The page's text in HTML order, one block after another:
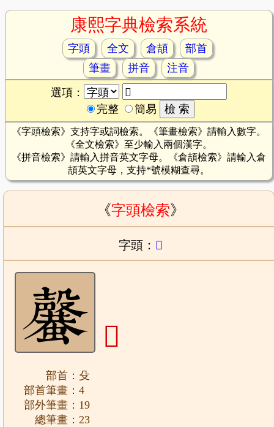
康熙字典檢索系統
字頭 全文 倉頡
部首
筆畫
拼音
注音
選項：
完整
簡易
《字頭檢索》支持字或詞檢索。《筆畫檢索》請輸入數字。
《全文檢索》至少輸入兩個漢字。
《拼音檢索》請輸入拼音英文字母。《倉頡檢索》請輸入倉
頡英文字母，支持*號模糊查尋。
《字頭檢索》
字頭： 𣫣
𣫣
部首：殳
部首筆畫：4
部外筆畫：19
總筆畫：23